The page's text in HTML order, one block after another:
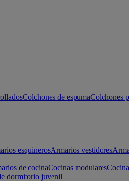
Colchones de espumaColchones
esquinerosArmarios vestidores
de cocinaCocinas modulares
dormitorio juvenil